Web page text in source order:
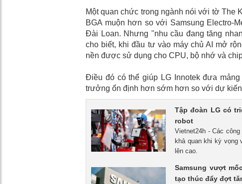
Một quan chức trong ngành nói với tờ The
BGA muộn hơn so với Samsung Electro-
Đài Loan. Nhưng "nhu cầu đang tăng
cho biết, khi đầu tư vào máy chủ AI mở
nền được sử dụng cho CPU, bộ nhớ và
Điều đó có thể giúp LG Innotek đưa
trưởng ổn định hơn sớm hơn so với dự
Tập đoàn LG có
robot
Vietnet24h - Các
khả quan khi kỳ vọng
lên cao.
Samsung vượt
tạo thúc đẩy đợt